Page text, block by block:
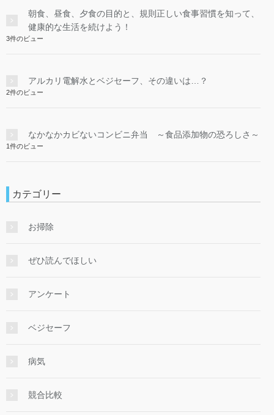
朝食、昼食、夕食の目的と、規則正しい食事習慣を知って、
健康的な生活を続けよう！
3件のビュー
アルカリ電解水とベジセーフ、その違いは…？
2件のビュー
なかなかカビないコンビニ弁当 ～食品添加物の恐ろしさ～
1件のビュー
カテゴリー
お掃除
ぜひ読んでほしい
アンケート
ベジセーフ
病気
競合比較